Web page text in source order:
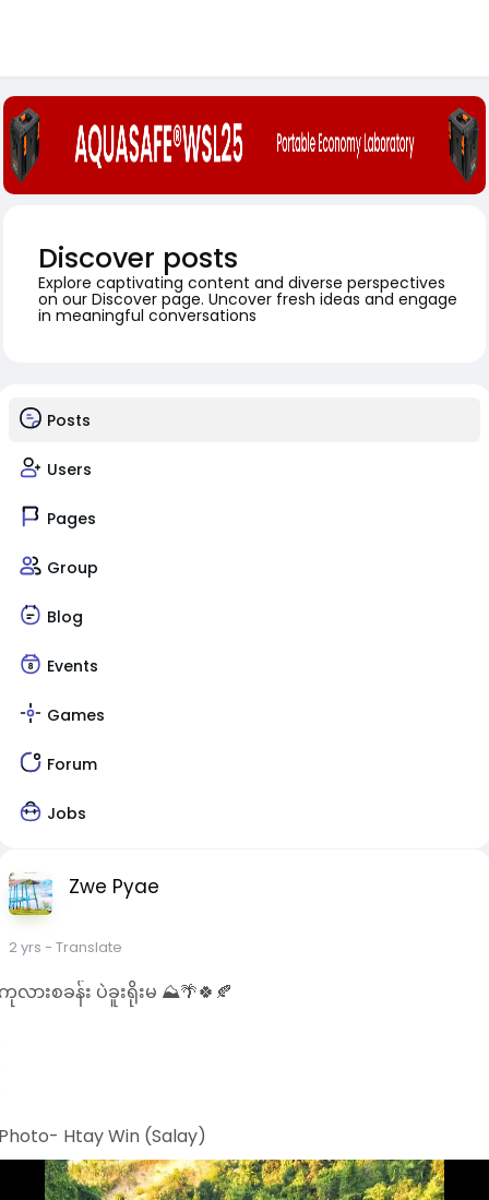
Discover posts
Explore captivating content and diverse perspectives
on our Discover page. Uncover fresh ideas and engage
in meaningful conversations
Posts
Users
Pages
Group
Blog
Events
Games
Forum
Jobs
Zwe Pyae
2 yrs - Translate
လားစခန်း ပဲခူးရိုးမ ⛰️🌴🍀🍂
Htay Win (Salay)